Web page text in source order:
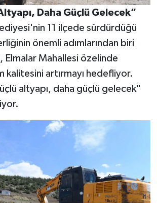
Daha Güçlü Gelecek”
11 ilçede sürdürdüğü
önemli adımlarından biri
Elmalar Mahallesi özelinde
kalitesini artırmayı hedefliyor.
altyapı, daha güçlü gelecek"